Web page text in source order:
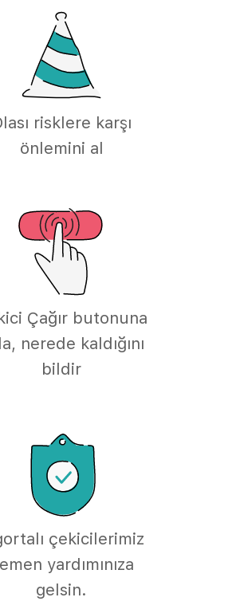
risklere karşı
önlemini al
Çağır butonuna
nerede kaldığını
bildir
çekicilerimiz
yardımınıza
gelsin.